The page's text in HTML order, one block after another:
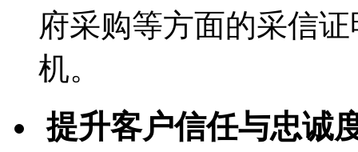
府采购等方面的采信
机。
提升客户信任与忠诚